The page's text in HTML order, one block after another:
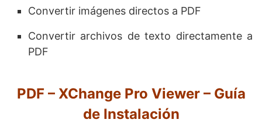
Convertir imágenes directos a PDF
Convertir archivos de texto directamente a
PDF
PDF – XChange Pro Viewer – Guía
de Instalación